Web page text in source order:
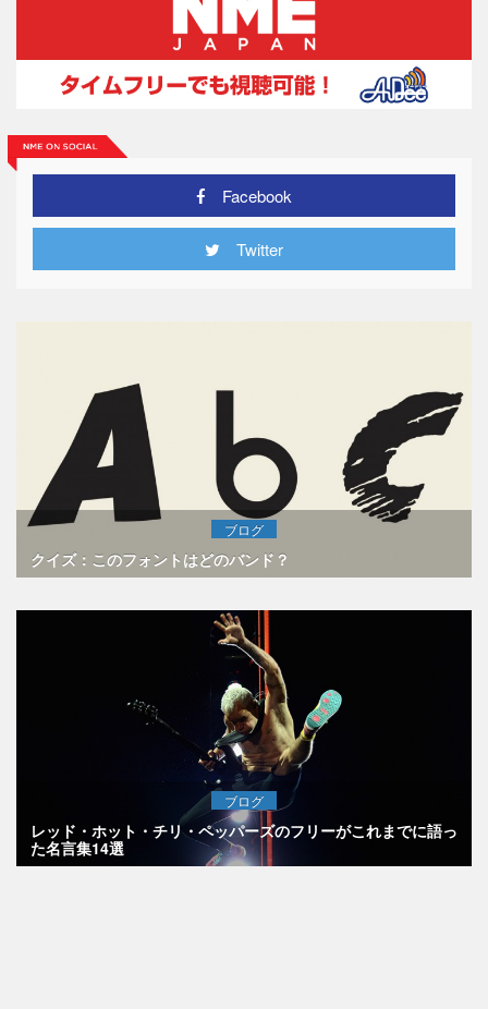
Facebook
Twitter
ブログ
クイズ：このフォントはどのバンド？
ブログ
レッド・ホット・チリ・ペッパーズのフリーがこれまでに語っ
た名言集14選